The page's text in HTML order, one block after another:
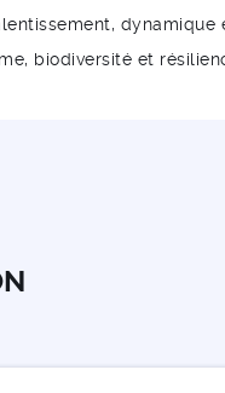
dynamique
biodiversité et